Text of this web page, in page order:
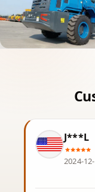
J***L
2024-